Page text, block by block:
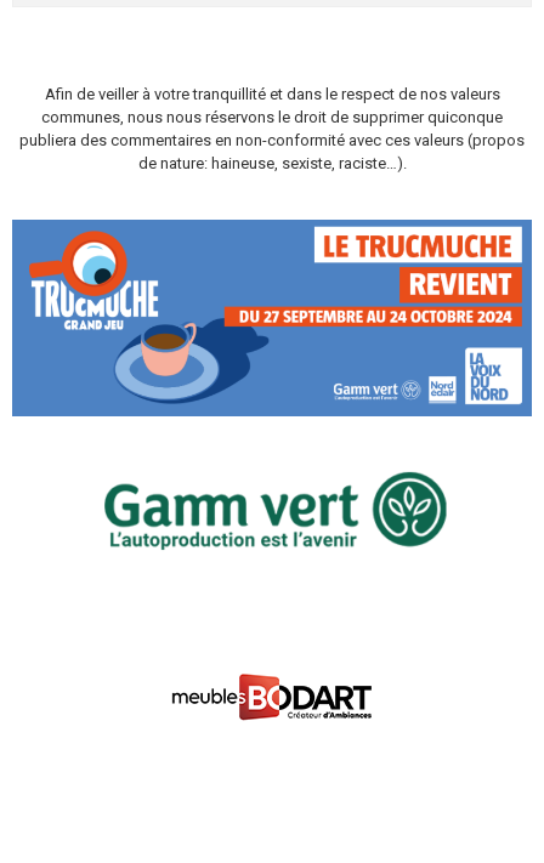
Afin de veiller à votre tranquillité et dans le respect de nos valeurs
communes, nous nous réservons le droit de supprimer quiconque
publiera des commentaires en non-conformité avec ces valeurs (propos
de nature: haineuse, sexiste, raciste…).